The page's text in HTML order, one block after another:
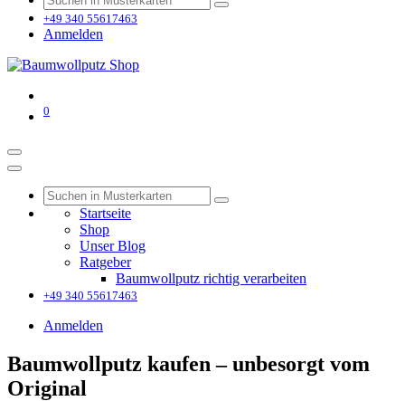
+49 340 55617463
Anmelden
0
Startseite
Shop
Unser Blog
Ratgeber
Baumwollputz richtig verarbeiten
+49 340 55617463
Anmelden
Baumwollputz kaufen – unbesorgt vom
Original